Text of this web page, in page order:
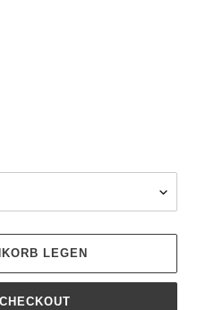
LEGEN